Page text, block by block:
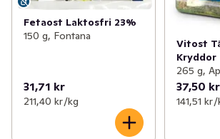
Fetaost Laktosfri 23%
150 g, Fontana
31,71 kr
211,40 kr /kg
Vitost
Kryddor
265 g,
37,50 kr
141,51 kr